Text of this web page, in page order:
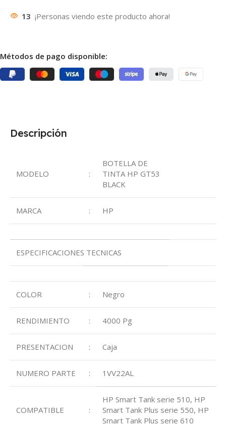
13 ¡Personas viendo este producto ahora!
Métodos de pago disponible:
Descripción
MODELO :
BOTELLA DE
TINTA HP GT53
BLACK
MARCA : HP
ESPECIFICACIONES TECNICAS
COLOR : Negro
RENDIMIENTO : 4000 Pg
PRESENTACION : Caja
NUMERO PARTE : 1VV22AL
COMPATIBLE :
HP Smart Tank serie 510, HP
Smart Tank Plus serie 550, HP
Smart Tank Plus serie 610